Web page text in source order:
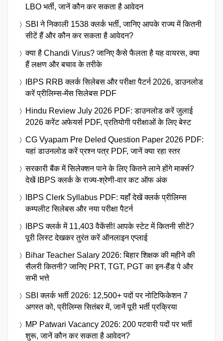
LBO भर्ती, जानें कौन कर सकता है आवेदन
SBI ने निकाली 1538 क्लर्क भर्ती, जानिए आपके राज्य में कितनी
सीटें हैं और कौन कर सकता है आवेदन?
क्या है Chandi Virus? जानिए कैसे फैलता है यह वायरस, क्या
हैं लक्षण और बचाव के तरीके
IBPS RRB क्लर्क सिलेबस और परीक्षा पैटर्न 2026, डाउनलोड
करें प्रीलिम्स-मेंस सिलेबस PDF
Hindu Review July 2026 PDF: डाउनलोड करें जुलाई
2026 करेंट अफेयर्स PDF, प्रतियोगी परीक्षाओं के लिए बेस्ट
CG Vyapam Pre Deled Question Paper 2026 PDF:
यहां डाउनलोड करें प्रश्न पत्र PDF, जानें क्या रहा स्तर
सरकारी बैंक में सिलेक्शन पाने के लिए कितने लाने होंगे मार्क्स?
देखें IBPS क्लर्क के राज्य-श्रेणी-वार कट ऑफ अंक
IBPS Clerk Syllabus PDF: यहाँ देखें क्लर्क प्रीलिम्स
कम्पलीट सिलेबस और नया परीक्षा पैटर्न
IBPS क्लर्क में 11,403 वैकेंसी! आपके स्टेट में कितनी सीटें?
पूरी लिस्ट देखकर तुरंत करें ऑनलाइन एप्लाई
Bihar Teacher Salary 2026: बिहार शिक्षक की महीने की
सैलरी कितनी? जानिए PRT, TGT, PGT का इन-हैंड पे और
सभी भत्ते
SBI क्लर्क भर्ती 2026: 12,500+ पदों पर नोटिफिकेशन 7
अगस्त को, प्रीलिम्स सितंबर में, जानें पूरी भर्ती प्रक्रिया
MP Patwari Vacancy 2026: 200 पटवारी पदों पर भर्ती
शुरू, जानें कौन कर सकता है आवेदन?